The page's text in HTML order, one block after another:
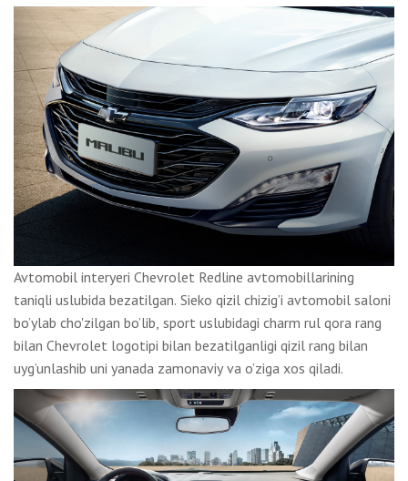
Avtomobil interyeri Chevrolet Redline avtomobillarining
taniqli uslubida bezatilgan. Sieko qizil chizig’i avtomobil saloni
bo’ylab cho'zilgan bo’lib, sport uslubidagi charm rul qora rang
bilan Chevrolet logotipi bilan bezatilganligi qizil rang bilan
uyg’unlashib uni yanada zamonaviy va o’ziga xos qiladi.